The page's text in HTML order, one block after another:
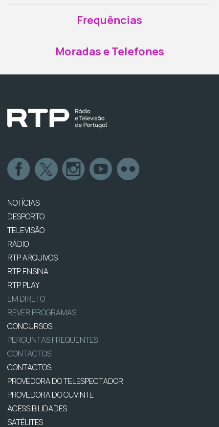
Frequências
Moradas e Telefones
NOTÍCIAS
DESPORTO
TELEVISÃO
RÁDIO
RTP ARQUIVOS
RTP ENSINA
RTP PLAY
EM DIRETO
REVER PROGRAMAS
CONCURSOS
PERGUNTAS FREQUENTES
CONTACTOS
CONTACTOS
PROVEDORA DO TELESPECTADOR
PROVEDORA DO OUVINTE
ACESSIBILIDADES
SATÉLITES